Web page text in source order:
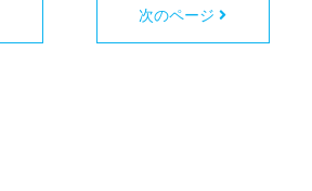
次のページ